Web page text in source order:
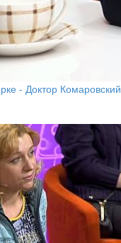
- Доктор Комаровский